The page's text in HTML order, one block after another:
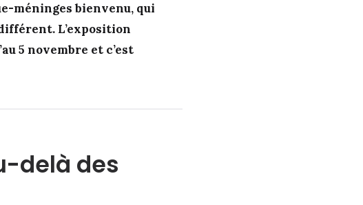
méninges bienvenu, qui
L’exposition
5 novembre et c’est
delà des